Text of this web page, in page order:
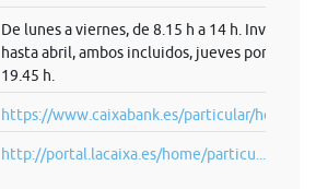
De lunes a viernes, de 8.15 h a 14 h. Invierno:
hasta abril, ambos incluidos, jueves por la
19.45 h.
https://www.caixabank.es/particular/home/
http://portal.lacaixa.es/home/particu...